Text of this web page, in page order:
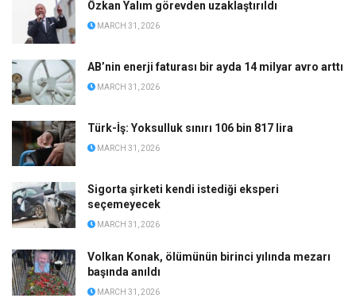
Özkan Yalım görevden uzaklaştırıldı
MARCH 31, 2026
AB’nin enerji faturası bir ayda 14 milyar avro arttı
MARCH 31, 2026
Türk-İş: Yoksulluk sınırı 106 bin 817 lira
MARCH 31, 2026
Sigorta şirketi kendi istediği eksperi
seçemeyecek
MARCH 31, 2026
Volkan Konak, ölümünün birinci yılında mezarı
başında anıldı
MARCH 31, 2026